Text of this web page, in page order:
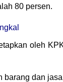
80 persen.
oleh
barang dan